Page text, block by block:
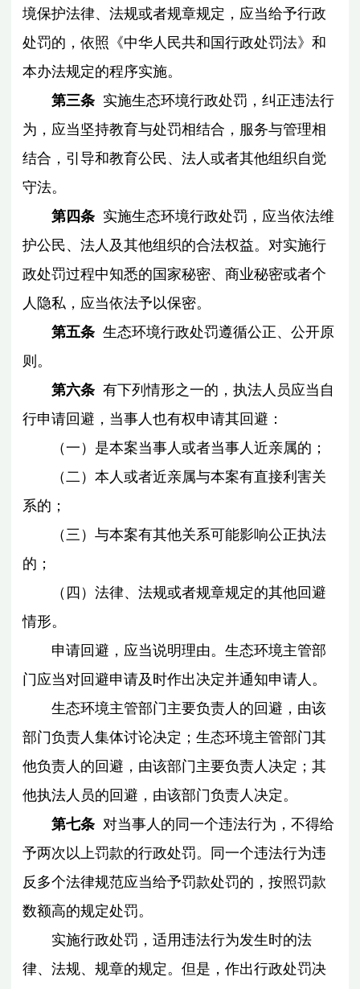
境保护法律、法规或者规章规定，应当给予行政
处罚的，依照《中华人民共和国行政处罚法》和
本办法规定的程序实施。
第三条 实施生态环境行政处罚，纠正违法行
为，应当坚持教育与处罚相结合，服务与管理相
结合，引导和教育公民、法人或者其他组织自觉
守法。
第四条 实施生态环境行政处罚，应当依法维
护公民、法人及其他组织的合法权益。对实施行
政处罚过程中知悉的国家秘密、商业秘密或者个
人隐私，应当依法予以保密。
第五条 生态环境行政处罚遵循公正、公开原
则。
第六条 有下列情形之一的，执法人员应当自
行申请回避，当事人也有权申请其回避：
（一）是本案当事人或者当事人近亲属的；
（二）本人或者近亲属与本案有直接利害关
系的；
（三）与本案有其他关系可能影响公正执法
的；
（四）法律、法规或者规章规定的其他回避
情形。
申请回避，应当说明理由。生态环境主管部
门应当对回避申请及时作出决定并通知申请人。
生态环境主管部门主要负责人的回避，由该
部门负责人集体讨论决定；生态环境主管部门其
他负责人的回避，由该部门主要负责人决定；其
他执法人员的回避，由该部门负责人决定。
第七条 对当事人的同一个违法行为，不得给
予两次以上罚款的行政处罚。同一个违法行为违
反多个法律规范应当给予罚款处罚的，按照罚款
数额高的规定处罚。
实施行政处罚，适用违法行为发生时的法
律、法规、规章的规定。但是，作出行政处罚决